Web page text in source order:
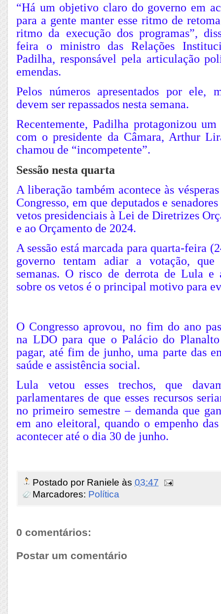
“Há um objetivo claro do governo em
para a gente manter esse ritmo de
ritmo da execução dos programas”,
feira o ministro das Relações
Padilha, responsável pela articulação
emendas.
Pelos números apresentados por ele,
devem ser repassados nesta semana.
Recentemente, Padilha protagonizou
com o presidente da Câmara, Arthur
chamou de “incompetente”.
Sessão nesta quarta
A liberação também acontece às
Congresso, em que deputados e
vetos presidenciais à Lei de Diretrizes
e ao Orçamento de 2024.
A sessão está marcada para quarta-feira
governo tentam adiar a votação, que
semanas. O risco de derrota de Lula e
sobre os vetos é o principal motivo para
O Congresso aprovou, no fim do ano
na LDO para que o Palácio do
pagar, até fim de junho, uma parte das
saúde e assistência social.
Lula vetou esses trechos, que
parlamentares de que esses recursos
no primeiro semestre – demanda que
em ano eleitoral, quando o empenho
acontecer até o dia 30 de junho.
Postado por Raniele às 03:47
Marcadores: Política
0 comentários:
Postar um comentário